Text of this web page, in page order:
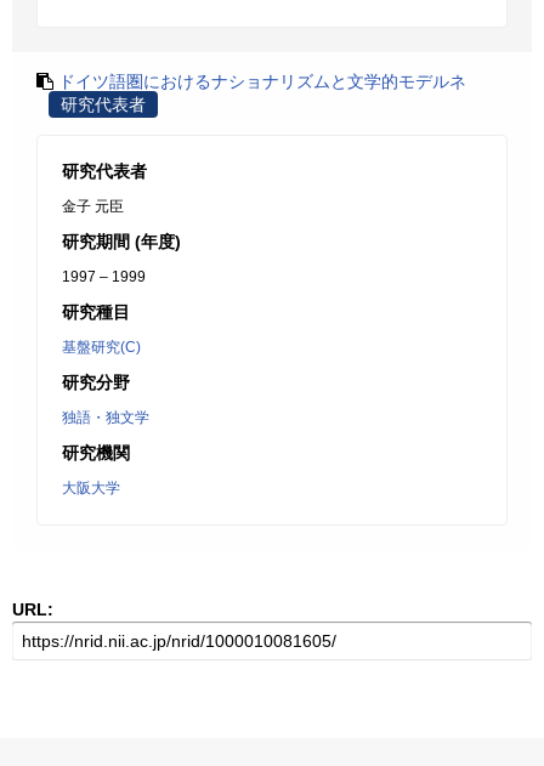
ドイツ語圏におけるナショナリズムと文学的モデルネ
研究代表者
研究代表者
金子 元臣
研究期間 (年度)
1997 – 1999
研究種目
基盤研究(C)
研究分野
独語・独文学
研究機関
大阪大学
URL: